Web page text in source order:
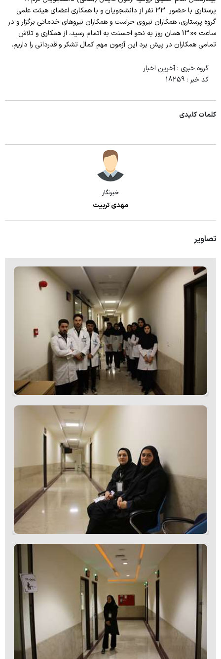
پرستاری
مامایی
فرم ها و فرآیندها
دانشجویان
نظر سنجی از گروه ها
کتابخانه دانشکده
رئیس کتابخانه
کارشناس کتابخانه
اطلاعات پرسنلی دانشکده
فرم نظر سنجی کارکنان
فرم نظر سنجی طرح تکریم
امور رفاهی
صندوق قرض الحسنه
چاپ و تکثیر
پرستاری با حضور 33 نفر از دانشجویان و با همکاری اعضای هیئت علمی
گروه پرستاری، همکاران نیروی حراست و همکاران نیروهای خدماتی برگزار و در
ساعت 13:00 همان روز به نحو احسنت به اتمام رسید، از همکاری و تلاش
تمامی همکاران در پیش برد این آزمون مهم کمال تشکر و قدردانی را داریم.
گروه خبری : آخرین اخبار
کد خبر : 18259
کلمات کلیدی
خبرنگار
مهدی تربیت
تصاویر